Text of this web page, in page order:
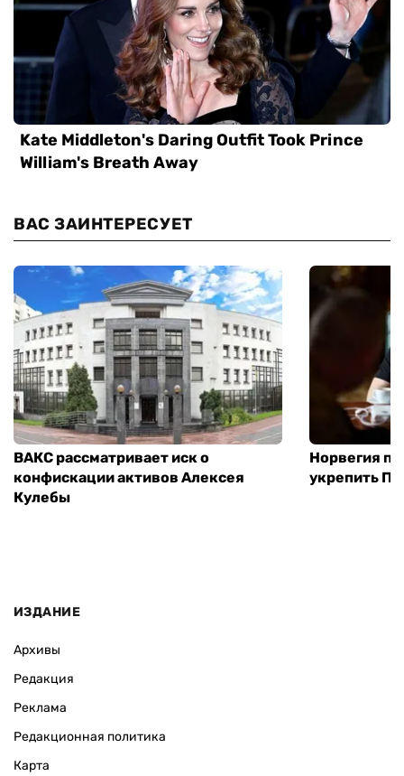
ВАС ЗАИНТЕРЕСУЕТ
ВАКС рассматривает иск о
конфискации активов Алексея
Кулебы
Норвегия
укрепить
ИЗДАНИЕ
Архивы
Редакция
Реклама
Редакционная политика
Карта